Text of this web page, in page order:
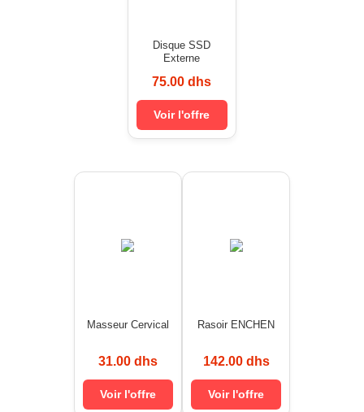
Disque SSD
Externe
75.00 dhs
Voir l'offre
Masseur Cervical
31.00 dhs
Voir l'offre
Rasoir ENCHEN
142.00 dhs
Voir l'offre